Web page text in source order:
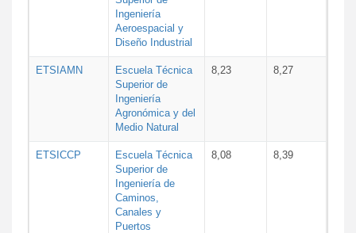
Ingeniería
Aeroespacial y
Diseño Industrial
ETSIAMN
Escuela Técnica
Superior de
Ingeniería
Agronómica y del
Medio Natural
8,23 8,27
ETSICCP
Escuela Técnica
Superior de
Ingeniería de
Caminos,
Canales y
Puertos
8,08 8,39